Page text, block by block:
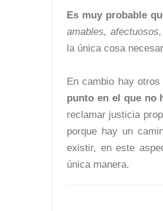
Es muy probable
amables,
la única cosa
En cambio hay
punto en el que no
reclamar justicia
porque hay un
existir, en este
única manera.